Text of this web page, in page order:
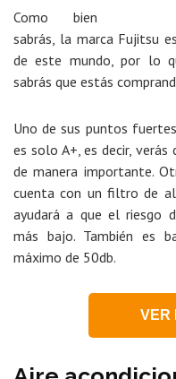
Como bien
sabrás, la marca Fujitsu
de este mundo, por lo
sabrás que estás
Uno de sus puntos
es solo A+, es decir,
de manera importante.
cuenta con un filtro de
ayudará a que el riesgo
más bajo. También es
máximo de 50db.
VER